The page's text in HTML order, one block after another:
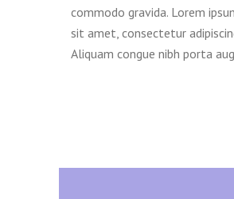
commodo gravida. Lorem
sit amet, consectetur
Aliquam congue nibh porta